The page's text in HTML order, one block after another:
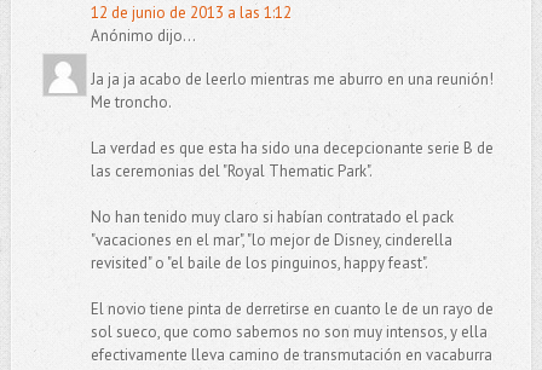
12 de junio de 2013 a las 1:12
Anónimo dijo...
Ja ja ja acabo de leerlo mientras me aburro en una reunión!
Me troncho.
La verdad es que esta ha sido una decepcionante serie B de
las ceremonias del "Royal Thematic Park".
No han tenido muy claro si habían contratado el pack
"vacaciones en el mar", "lo mejor de Disney, cinderella
revisited" o "el baile de los pinguinos, happy feast".
El novio tiene pinta de derretirse en cuanto le de un rayo de
sol sueco, que como sabemos no son muy intensos, y ella
efectivamente lleva camino de transmutación en vacaburra